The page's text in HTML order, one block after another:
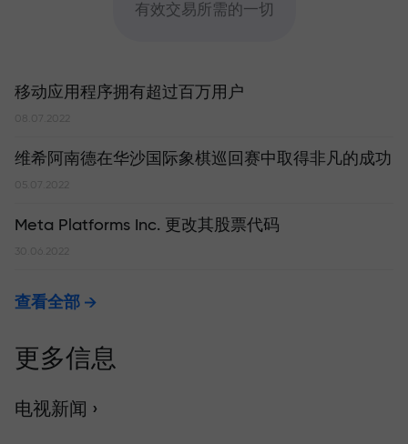
有效交易所需的一切
移动应用程序拥有超过百万用户
08.07.2022
维希阿南德在华沙国际象棋巡回赛中取得非凡的成功
Meta Platforms Inc. 更改其股票代码
30.06.2022
查看全部
更多信息
电视新闻 ›